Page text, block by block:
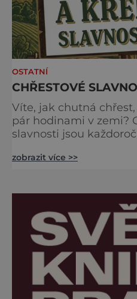
OSTATNÍ
CHŘESTOVÉ
Víte, jak chutná
pár hodinami v zemi?
slavnosti jsou
společně oslavily „bílé
není jen o holandské
jemné krémov
zobrazit více >>